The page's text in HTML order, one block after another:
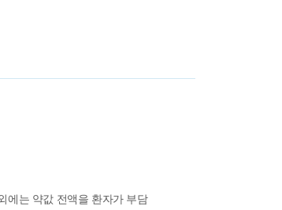
에는 약값 전액을 환자가 부담